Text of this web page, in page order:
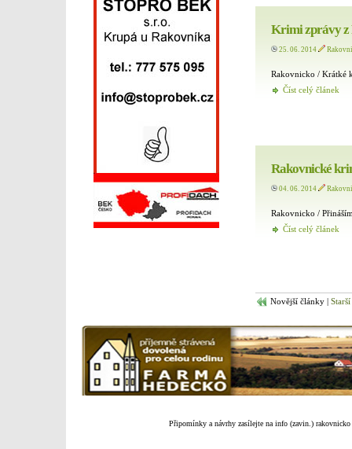
Krimi zprávy z
25. 06. 2014
Rakovnicko / Krátké
Číst celý článek
Rakovnické
04. 06. 2014
Rakovnicko /
Číst celý článek
Novější články |
Připomínky a návrhy zasílejte na info (zavin.) rakovnicko